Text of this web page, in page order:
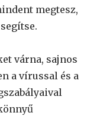
megtesz,
várna, sajnos
a vírussal és a